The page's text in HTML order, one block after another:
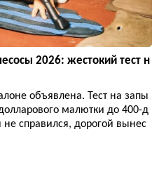
2026: жестокий тест н
объявлена. Тест на запы
малютки до 400-д
справился, дорогой вынес